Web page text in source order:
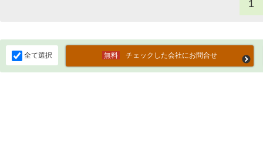
1
全て選択 チェックした会社にお問合せ